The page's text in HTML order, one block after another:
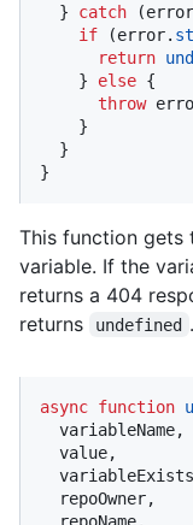
  }
catch
if (error.
return
    }
else {
throw
}
This function gets
variable. If the
returns a 404
returns
undefined .
async function